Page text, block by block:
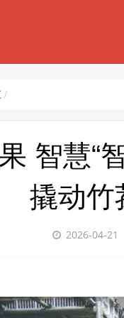
/
智慧
撬动竹
2026-04-21